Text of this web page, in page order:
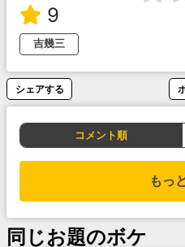
9
吉幾三
シェアする
コメント順
もっ
同じお題のボケ